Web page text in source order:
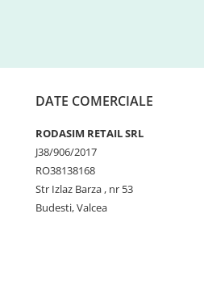
DATE COMERCIALE
RODASIM RETAIL SRL
J38/906/2017
RO38138168
Str Izlaz Barza , nr 53
Budesti, Valcea